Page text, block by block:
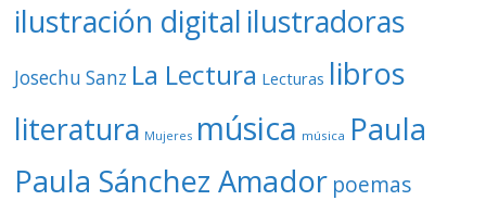
ilustración digital ilustradoras
Josechu Sanz La Lectura Lecturas libros
literatura Mujeres música música Paula
Paula Sánchez Amador poemas